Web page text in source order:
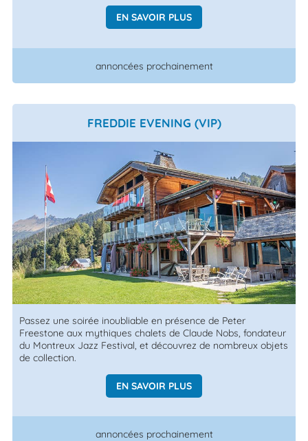
EN SAVOIR PLUS
annoncées prochainement
FREDDIE EVENING (VIP)
Passez une soirée inoubliable en présence de Peter
Freestone aux mythiques chalets de Claude Nobs, fondateur
du Montreux Jazz Festival, et découvrez de nombreux objets
de collection.
EN SAVOIR PLUS
annoncées prochainement